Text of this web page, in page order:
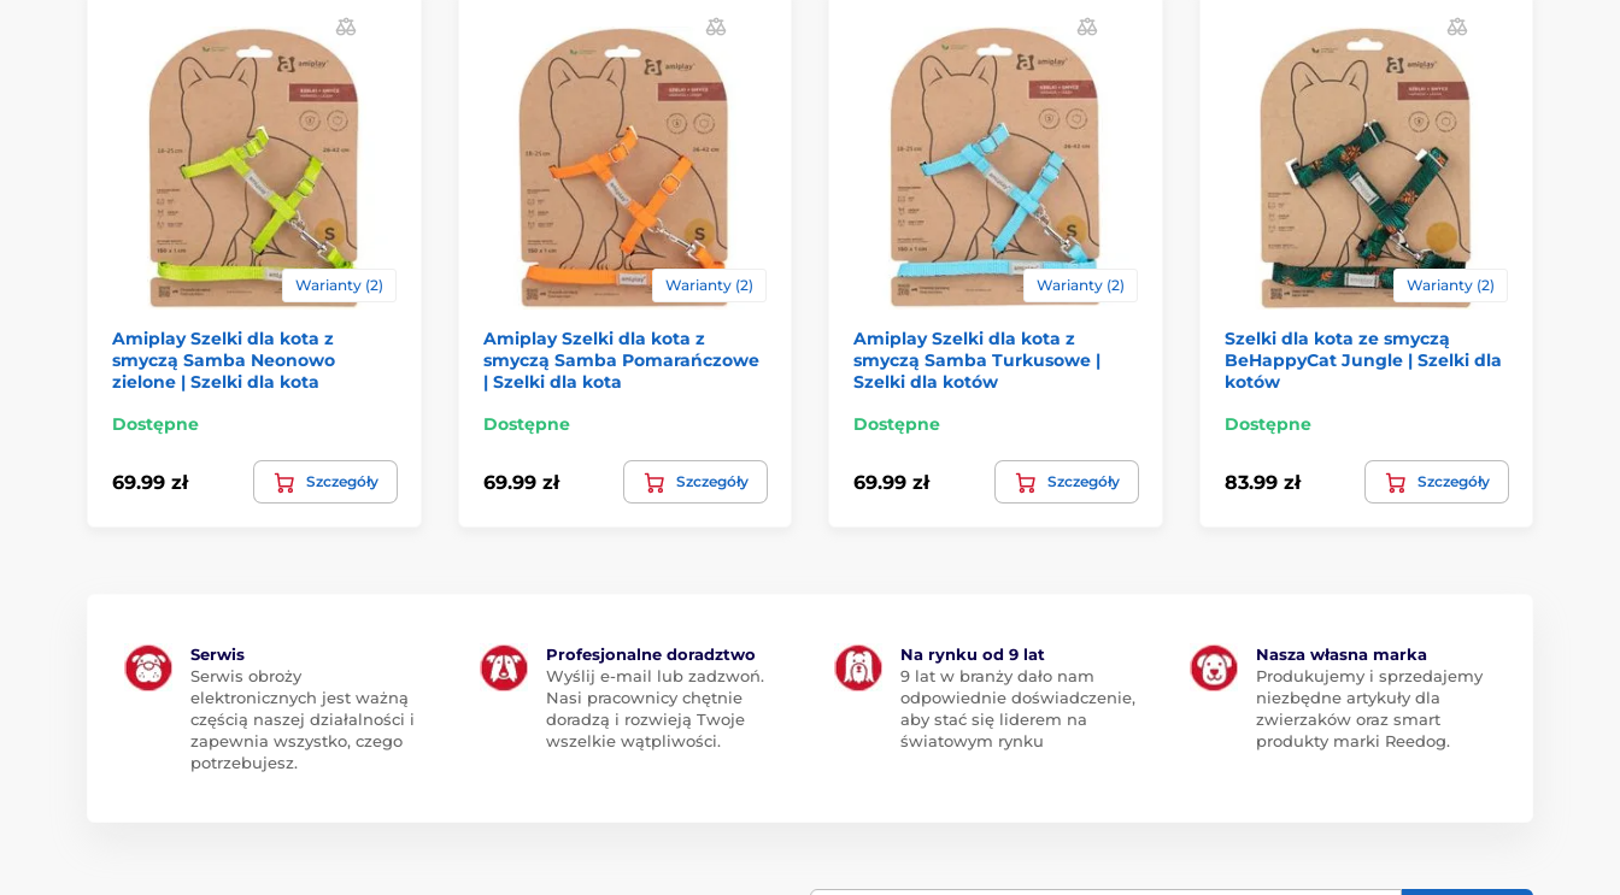
Warianty (2)
Amiplay Szelki dla kota z
smyczą Samba Neonowo
zielone | Szelki dla kota
Dostępne
69.99 zł Szczegóły
Warianty (2)
Amiplay Szelki dla kota z
smyczą Samba Pomarańczowe
| Szelki dla kota
Dostępne
69.99 zł Szczegóły
Warianty (2)
Amiplay Szelki dla kota z
smyczą Samba Turkusowe |
Szelki dla kotów
Dostępne
69.99 zł Szczegóły
Warianty (2)
Szelki dla kota ze smyczą
BeHappyCat Jungle | Szelki dla
kotów
Dostępne
83.99 zł Szczegóły
Serwis
Serwis obroży
elektronicznych jest ważną
częścią naszej działalności i
zapewnia wszystko, czego
potrzebujesz.
Profesjonalne doradztwo
Wyślij e-mail lub zadzwoń.
Nasi pracownicy chętnie
doradzą i rozwieją Twoje
wszelkie wątpliwości.
Na rynku od 9 lat
9 lat w branży dało nam
odpowiednie doświadczenie,
aby stać się liderem na
światowym rynku
Nasza własna marka
Produkujemy i sprzedajemy
niezbędne artykuły dla
zwierzaków oraz smart
produkty marki Reedog.